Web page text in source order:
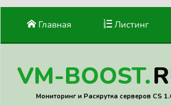
Главная Листинг
VM-BOOST.
Мониторинг и Раскрутка серверов CS